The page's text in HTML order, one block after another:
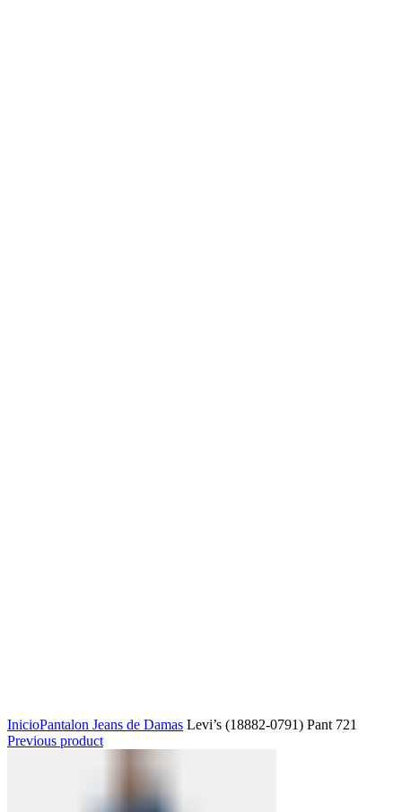
InicioPantalon Jeans de Damas Levi’s (18882-0791) Pant 721
Previous product